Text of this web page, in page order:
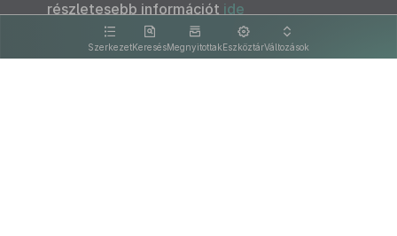
SzerkezetKeresésMegnyitottakEszköztárVáltozások
részletesebb információt ide
kattintva olvashat.